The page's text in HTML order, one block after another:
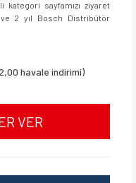
sayfamızı ziyaret
2 yıl Bosch Distribütör
havale indirimi)
VER